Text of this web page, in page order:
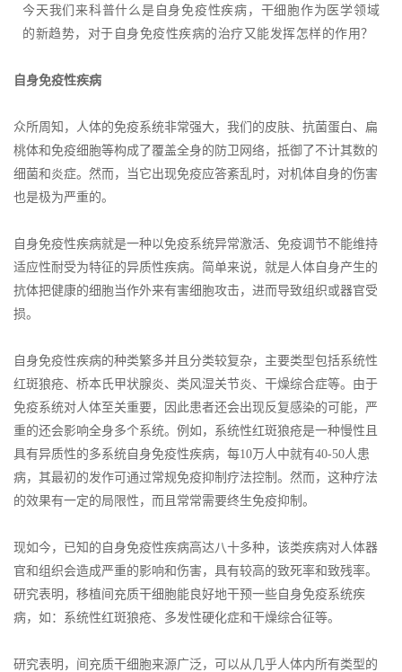
今天我们来科普什么是自身免疫性疾病，干细胞作为医学领域
的新趋势，对于自身免疫性疾病的治疗又能发挥怎样的作用？
自身免疫性疾病
众所周知，人体的免疫系统非常强大，我们的皮肤、抗菌蛋白、扁
桃体和免疫细胞等构成了覆盖全身的防卫网络，抵御了不计其数的
细菌和炎症。然而，当它出现免疫应答紊乱时，对机体自身的伤害
也是极为严重的。
自身免疫性疾病就是一种以免疫系统异常激活、免疫调节不能维持
适应性耐受为特征的异质性疾病。简单来说，就是人体自身产生的
抗体把健康的细胞当作外来有害细胞攻击，进而导致组织或器官受
损。
自身免疫性疾病的种类繁多并且分类较复杂，主要类型包括系统性
红斑狼疮、桥本氏甲状腺炎、类风湿关节炎、干燥综合症等。由于
免疫系统对人体至关重要，因此患者还会出现反复感染的可能，严
重的还会影响全身多个系统。例如，系统性红斑狼疮是一种慢性且
具有异质性的多系统自身免疫性疾病，每10万人中就有40-50人患
病，其最初的发作可通过常规免疫抑制疗法控制。然而，这种疗法
的效果有一定的局限性，而且常常需要终生免疫抑制。
现如今，已知的自身免疫性疾病高达八十多种，该类疾病对人体器
官和组织会造成严重的影响和伤害，具有较高的致死率和致残率。
研究表明，移植间充质干细胞能良好地干预一些自身免疫系统疾
病，如：系统性红斑狼疮、多发性硬化症和干燥综合征等。
研究表明，间充质干细胞来源广泛，可以从几乎人体内所有类型的